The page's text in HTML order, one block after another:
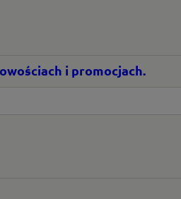
i promocjach.